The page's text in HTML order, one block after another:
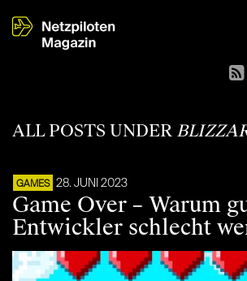
ALL POSTS UNDER
GAMES 28. JUNI 2023
Game Over – Warum
Entwickler schlecht